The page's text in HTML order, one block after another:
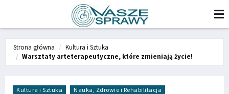
Strona główna
Kultura i Sztuka
Warsztaty arteterapeutyczne, które zmieniają życie!
Kultura i Sztuka Nauka, Zdrowie i Rehabilitacja